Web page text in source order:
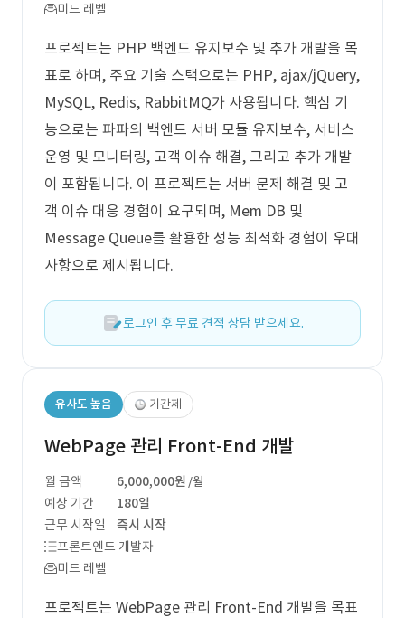
미드 레벨
프로젝트는 PHP 백엔드 유지보수 및 추가 개발을 목
표로 하며, 주요 기술 스택으로는 PHP, ajax/jQuery,
MySQL, Redis, RabbitMQ가 사용됩니다. 핵심 기
능으로는 파파의 백엔드 서버 모듈 유지보수, 서비스
운영 및 모니터링, 고객 이슈 해결, 그리고 추가 개발
이 포함됩니다. 이 프로젝트는 서버 문제 해결 및 고
객 이슈 대응 경험이 요구되며, Mem DB 및
Message Queue를 활용한 성능 최적화 경험이 우대
사항으로 제시됩니다.
로그인 후 무료 견적 상담 받으세요.
유사도 높음 기간제
WebPage 관리 Front-End 개발
월 금액 6,000,000원 /월
예상 기간
180일
근무 시작일
즉시 시작
프론트엔드 개발자
미드 레벨
프로젝트는 WebPage 관리 Front-End 개발을 목표